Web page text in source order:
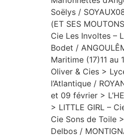
Soëlys /
(ET SES
Cie Les Involtes –
Bodet /
Maritime (17)11 au
Oliver & Cies >
l’Atlantique /
et 09 février >
> LITTLE GIRL –
Cie Sons de Toile
Delbos /